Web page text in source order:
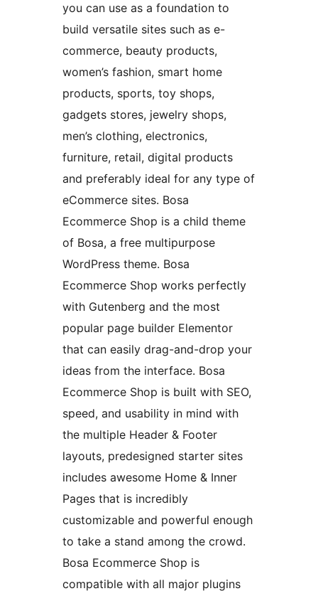
you can use as a foundation to
build versatile sites such as e-
commerce, beauty products,
women’s fashion, smart home
products, sports, toy shops,
gadgets stores, jewelry shops,
men’s clothing, electronics,
furniture, retail, digital products
and preferably ideal for any type of
eCommerce sites. Bosa
Ecommerce Shop is a child theme
of Bosa, a free multipurpose
WordPress theme. Bosa
Ecommerce Shop works perfectly
with Gutenberg and the most
popular page builder Elementor
that can easily drag-and-drop your
ideas from the interface. Bosa
Ecommerce Shop is built with SEO,
speed, and usability in mind with
the multiple Header & Footer
layouts, predesigned starter sites
includes awesome Home & Inner
Pages that is incredibly
customizable and powerful enough
to take a stand among the crowd.
Bosa Ecommerce Shop is
compatible with all major plugins